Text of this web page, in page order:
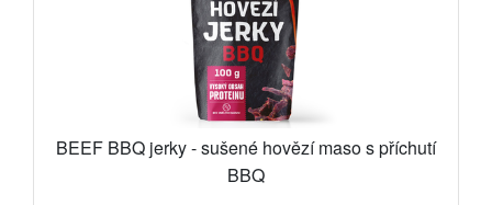
BEEF BBQ jerky - sušené hovězí maso s příchutí
BBQ